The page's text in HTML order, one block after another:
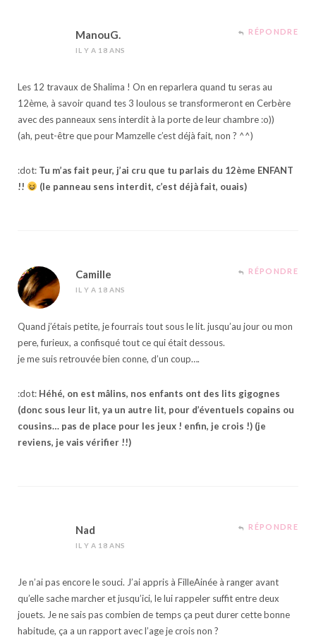
ManouG.
IL Y A 18 ANS
RÉPONDRE
Les 12 travaux de Shalima ! On en reparlera quand tu seras au
12ème, à savoir quand tes 3 loulous se transformeront en Cerbère
avec des panneaux sens interdit à la porte de leur chambre :o))
(ah, peut-être que pour Mamzelle c’est déjà fait, non ? ^^)
:dot: Tu m’as fait peur, j’ai cru que tu parlais du 12ème ENFANT
!!
(le panneau sens interdit, c’est déjà fait, ouais)
Camille
IL Y A 18 ANS
RÉPONDRE
Quand j’étais petite, je fourrais tout sous le lit. jusqu’au jour ou mon
pere, furieux, a confisqué tout ce qui était dessous.
je me suis retrouvée bien conne, d’un coup….
:dot: Héhé, on est mâlins, nos enfants ont des lits gigognes
(donc sous leur lit, ya un autre lit, pour d’éventuels copains ou
cousins… pas de place pour les jeux ! enfin, je crois !) (je
reviens, je vais vérifier !!)
Nad
IL Y A 18 ANS
RÉPONDRE
Je n’ai pas encore le souci. J’ai appris à FilleAinée à ranger avant
qu’elle sache marcher et jusqu’ici, le lui rappeler suffit entre deux
jouets. Je ne sais pas combien de temps ça peut durer cette bonne
habitude, ça a un rapport avec l’age je crois non ?